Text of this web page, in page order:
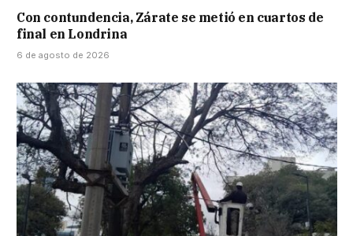
Con contundencia, Zárate se metió en cuartos de
final en Londrina
6 de agosto de 2026